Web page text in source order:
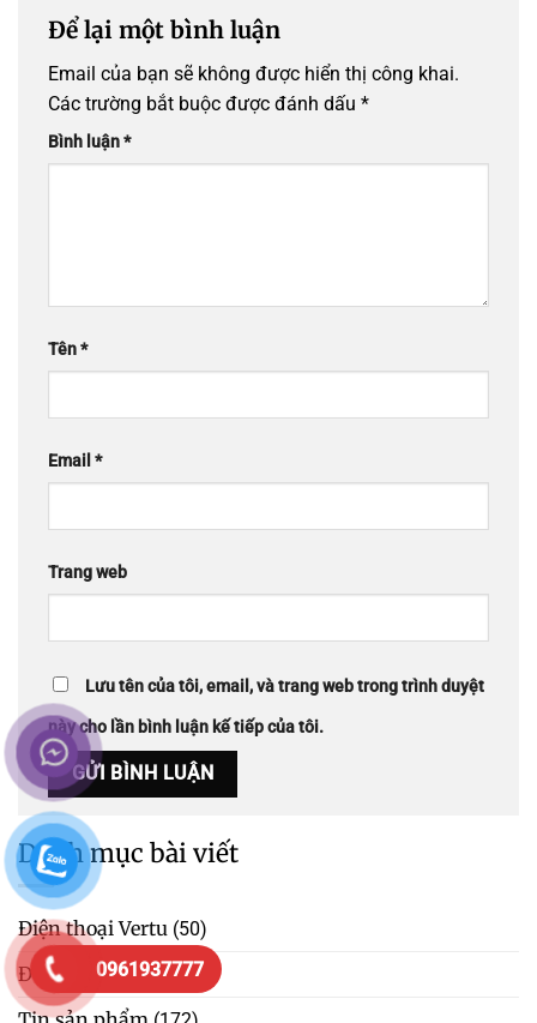
Để lại một bình luận
Email của bạn sẽ không được hiển thị công khai.
Các trường bắt buộc được đánh dấu *
Bình luận*
Tên*
Email *
Trang web
Lưu tên của tôi, email, và trang web trong trình duyệt
này cho lần bình luận kế tiếp của tôi.
Danh mục bài viết
Điện thoại Vertu (50)
Đồng Hồ(11)
0961937777